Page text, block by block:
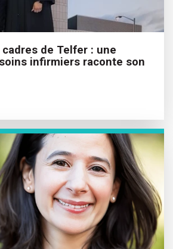
cadres de Telfer : une
infirmiers raconte son